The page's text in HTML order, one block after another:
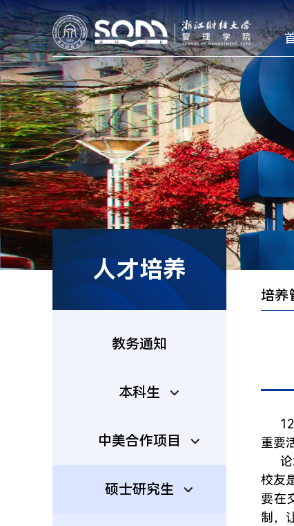
人才培养
教务通知
本科生
中美合作项目
硕士研究生
培养
重要
校友
要在
制，